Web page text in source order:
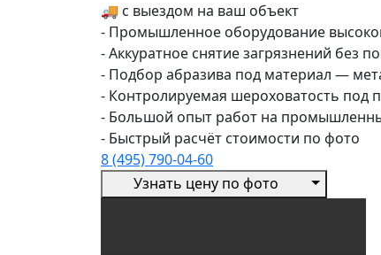
🚚 с выездом на ваш объект
- Промышленное оборудование
- Аккуратное снятие загрязнений без
- Подбор абразива под материал —
- Контролируемая шероховатость под
- Большой опыт работ на
- Быстрый расчёт стоимости по фото
8 (495) 790-04-60
Узнать цену по фото